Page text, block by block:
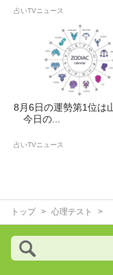
占いTVニュース
8月6日の運勢第1位は
今日の...
占いTVニュース
トップ 心理テスト